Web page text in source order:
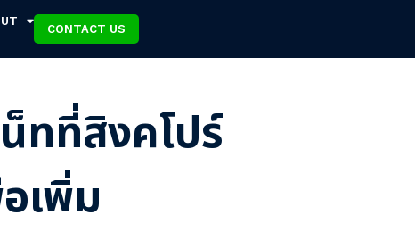
CONTACT US
ทที่สิงคโปร์
เพิ่ม